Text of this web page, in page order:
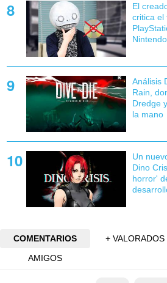
El
critica el
Nintendo
Análisis
Rain,
Dredge
la mano
Un
Dino
horror'
COMENTARIOS
+ VALORADOS
AMIGOS